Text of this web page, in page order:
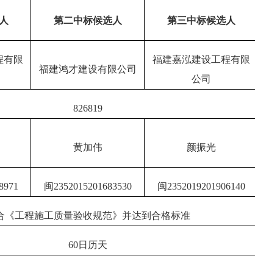
第二中标候选人 第三中标候选人
有限
福建鸿才建设有限公司
福建嘉泓建设工程有限
公司
826819
黄加伟 颜振光
闽2352015201683530 闽2352019201906140
《工程施工质量验收规范》并达到合格标准
60日历天